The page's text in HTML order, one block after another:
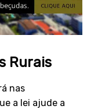
Rurais
nas
a lei ajude a